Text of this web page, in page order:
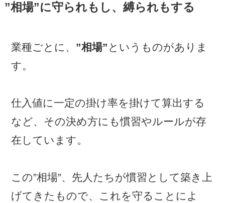
”相場”に守られもし、縛られもする
業種ごとに、 ”相場” というものがありま
す。
仕入値に一定の掛け率を掛けて算出する
など、その決め方にも慣習やルールが存
在しています。
この”相場”、先人たちが慣習として築き上
げてきたもので、これを守ることによ